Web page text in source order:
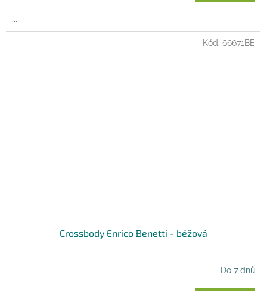
...
Crossbody Enrico Benetti - béžová
Do 7 dnů
Kód: 66671BE